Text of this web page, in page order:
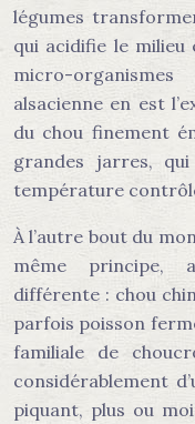
légumes
qui acidifie le milieu
micro-
alsacienne en est
du chou finement
grandes jarres,
température
À l’autre bout du
même principe,
différente : chou
parfois poisson
familiale de
considérablement
piquant, plus ou